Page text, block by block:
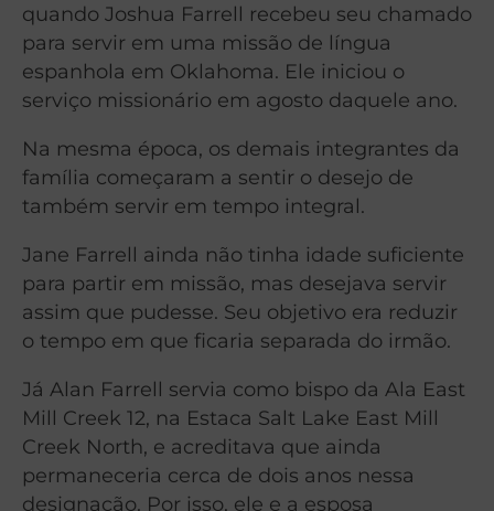
quando Joshua Farrell recebeu seu chamado
para servir em uma missão de língua
espanhola em Oklahoma. Ele iniciou o
serviço missionário em agosto daquele ano.
Na mesma época, os demais integrantes da
família começaram a sentir o desejo de
também servir em tempo integral.
Jane Farrell ainda não tinha idade suficiente
para partir em missão, mas desejava servir
assim que pudesse. Seu objetivo era reduzir
o tempo em que ficaria separada do irmão.
Já Alan Farrell servia como bispo da Ala East
Mill Creek 12, na Estaca Salt Lake East Mill
Creek North, e acreditava que ainda
permaneceria cerca de dois anos nessa
designação. Por isso, ele e a esposa